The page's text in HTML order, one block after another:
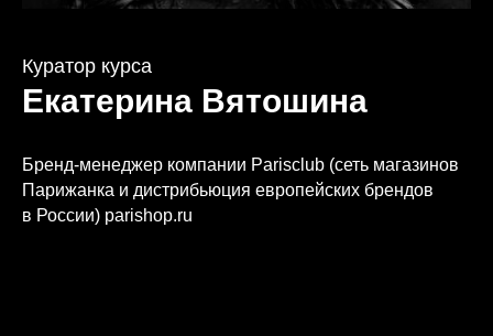
Куратор курса
Екатерина Вятошина
Бренд-менеджер компании Parisclub (сеть магазинов
Парижанка и дистрибьюция европейских брендов
в России) parishop.ru